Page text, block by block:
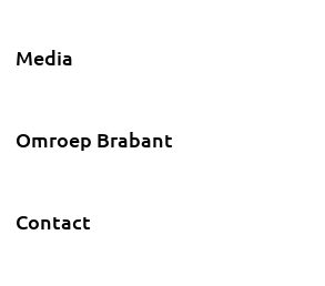
Media
Omroep Brabant
Contact